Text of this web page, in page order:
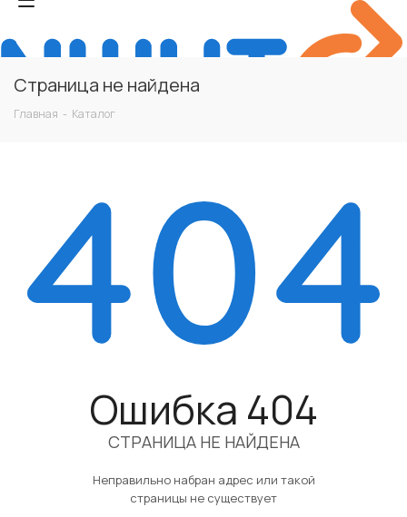
Страница не найдена
Главная - Каталог
Ошибка 404
СТРАНИЦА НЕ НАЙДЕНА
Неправильно набран адрес или такой
страницы не существует